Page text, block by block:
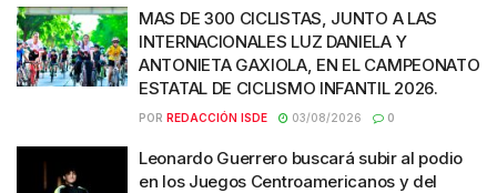
MAS DE 300 CICLISTAS, JUNTO A LAS
INTERNACIONALES LUZ DANIELA Y
ANTONIETA GAXIOLA, EN EL CAMPEONATO
ESTATAL DE CICLISMO INFANTIL 2026.
POR REDACCIÓN ISDE 03/08/2026 0
Leonardo Guerrero buscará subir al podio
en los Juegos Centroamericanos y del